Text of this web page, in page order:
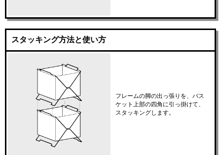
スタッキング方法と使い方
フレームの脚の出っ張りを、バス
ケット上部の四角に引っ掛けて、
スタッキングします。